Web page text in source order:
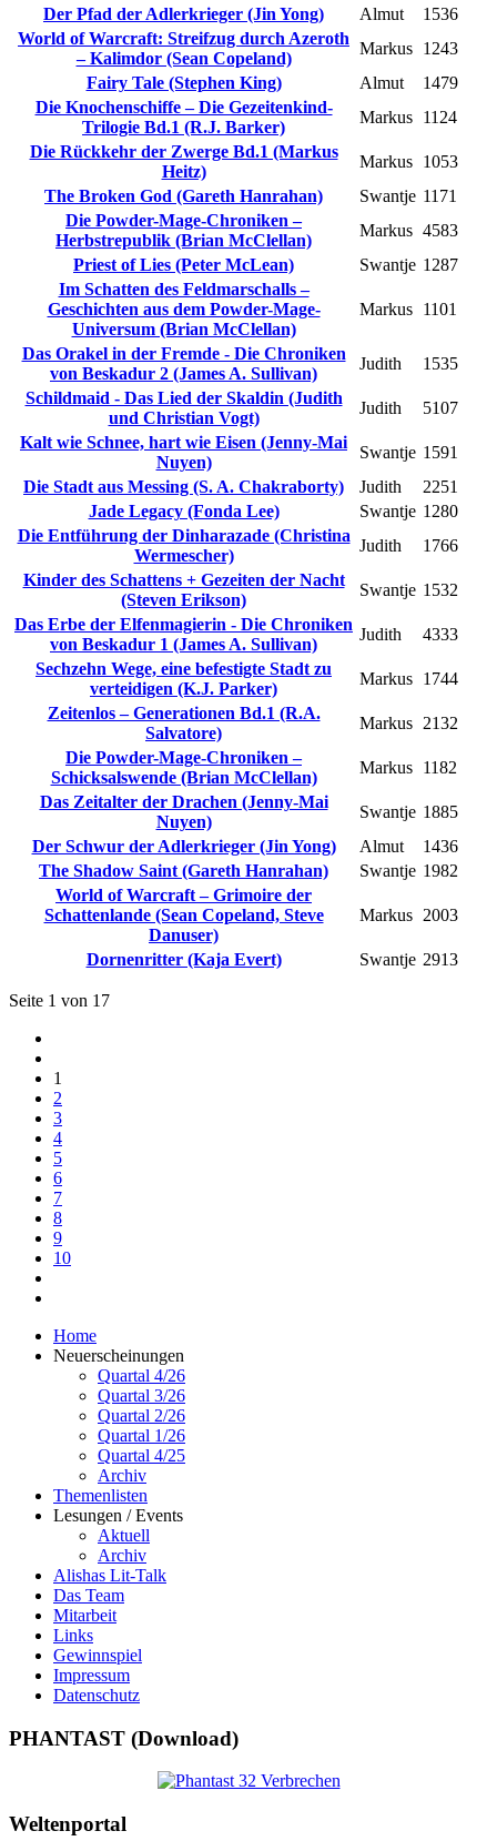
Der Pfad der Adlerkrieger (Jin Yong)
Almut
1536
World of Warcraft: Streifzug durch Azeroth
– Kalimdor (Sean Copeland)
Markus 1243
Fairy Tale (Stephen King)
Almut
1479
Die Knochenschiffe – Die Gezeitenkind-
Trilogie Bd.1 (R.J. Barker)
Markus 1124
Die Rückkehr der Zwerge Bd.1 (Markus
Heitz)
Markus 1053
The Broken God (Gareth Hanrahan)
Swantje 1171
Die Powder-Mage-Chroniken –
Herbstrepublik (Brian McClellan)
Markus 4583
Priest of Lies (Peter McLean)
Swantje 1287
Im Schatten des Feldmarschalls –
Geschichten aus dem Powder-Mage-
Universum (Brian McClellan)
Markus 1101
Das Orakel in der Fremde - Die Chroniken
von Beskadur 2 (James A. Sullivan)
Judith
1535
Schildmaid - Das Lied der Skaldin (Judith
und Christian Vogt)
Judith
5107
Kalt wie Schnee, hart wie Eisen (Jenny-Mai
Nuyen)
Swantje 1591
Die Stadt aus Messing (S. A. Chakraborty)
Judith
2251
Jade Legacy (Fonda Lee)
Swantje 1280
Die Entführung der Dinharazade (Christina
Wermescher)
Judith
1766
Kinder des Schattens + Gezeiten der Nacht
(Steven Erikson)
Swantje 1532
Das Erbe der Elfenmagierin - Die Chroniken
von Beskadur 1 (James A. Sullivan)
Judith
4333
Sechzehn Wege, eine befestigte Stadt zu
verteidigen (K.J. Parker)
Markus 1744
Zeitenlos – Generationen Bd.1 (R.A.
Salvatore)
Markus 2132
Die Powder-Mage-Chroniken –
Schicksalswende (Brian McClellan)
Markus 1182
Das Zeitalter der Drachen (Jenny-Mai
Nuyen)
Swantje 1885
Der Schwur der Adlerkrieger (Jin Yong)
Almut
1436
The Shadow Saint (Gareth Hanrahan)
Swantje 1982
World of Warcraft – Grimoire der
Schattenlande (Sean Copeland, Steve
Danuser)
Markus 2003
Dornenritter (Kaja Evert) Swantje 2913
Seite 1 von 17
1
2
3
4
5
6
7
8
9
10
Home
Neuerscheinungen
Quartal 4/26
Quartal 3/26
Quartal 2/26
Quartal 1/26
Quartal 4/25
Archiv
Themenlisten
Lesungen / Events
Aktuell
Archiv
Alishas Lit-Talk
Das Team
Mitarbeit
Links
Gewinnspiel
Impressum
Datenschutz
PHANTAST (Download)
Weltenportal